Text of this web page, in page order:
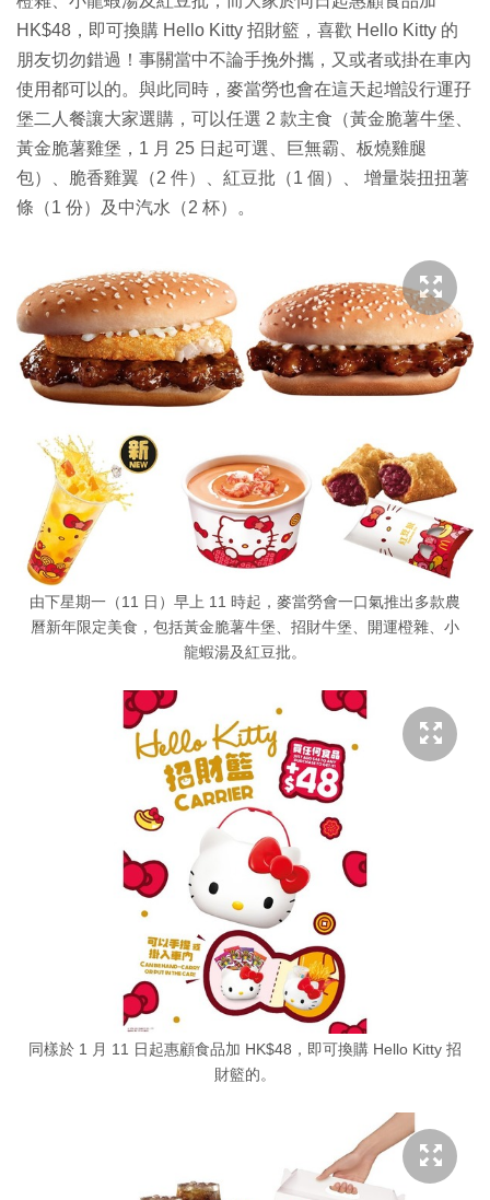
HK$48，即可換購 Hello Kitty 招財籃，喜歡 Hello Kitty 的
朋友切勿錯過！事關當中不論手挽外攜，又或者或掛在車內
使用都可以的。與此同時，麥當勞也會在這天起增設行運孖
堡二人餐讓大家選購，可以任選 2 款主食（黃金脆薯牛堡、
黃金脆薯雞堡，1 月 25 日起可選、巨無霸、板燒雞腿
包）、脆香雞翼（2 件）、紅豆批（1 個）、 增量裝扭扭薯
條（1 份）及中汽水（2 杯）。
由下星期一（11 日）早上 11 時起，麥當勞會一口氣推出多款農
曆新年限定美食，包括黃金脆薯牛堡、招財牛堡、開運橙雜、小
龍蝦湯及紅豆批。
同樣於 1 月 11 日起惠顧食品加 HK$48，即可換購 Hello Kitty 招
財籃的。